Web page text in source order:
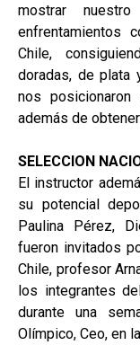
mostrar
enfrentamientos
Chile,
doradas, de plata
nos
además de
SELECCION
El instructor
su potencial
Paulina Pérez,
fueron invitados
Chile, profesor
los integrantes
durante una
Olímpico, Ceo, en